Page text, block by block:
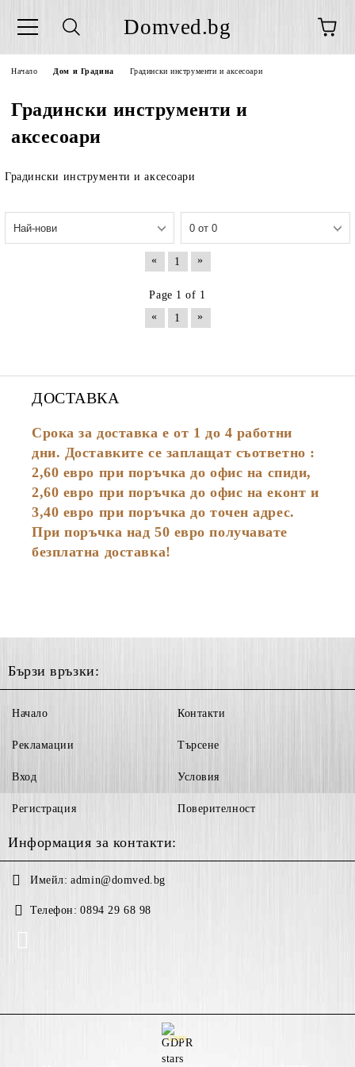
Domved.bg
Начало Дом и Градина Градински инструменти и аксесоари
Градински инструменти и
аксесоари
Градински инструменти и аксесоари
« 1 »
Page 1 of 1
«
1 »
ДОСТАВКА
Срока за доставка е от 1 до 4 работни
дни. Доставките се заплащат съответно :
2,60 евро при поръчка до офис на спиди,
2,60 евро при поръчка до офис на еконт и
3,40 евро при поръчка до точен адрес.
При поръчка над 50 евро получавате
безплатна доставка!
Бързи връзки:
Начало
Рекламации
Вход
Регистрация
Контакти
Търсене
Условия
Поверителност
Информация за контакти:
Имейл: admin@domved.bg
Телефон: 0894 29 68 98
GDPR